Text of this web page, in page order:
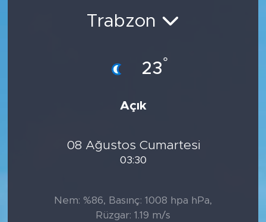
Trabzon
23°
Açık
08 Ağustos Cumartesi
03:30
Nem: %86, Basınç: 1008 hpa hPa,
Rüzgar: 1.19 m/s
BİLİM-TEKNOLOJİ
DİNİ